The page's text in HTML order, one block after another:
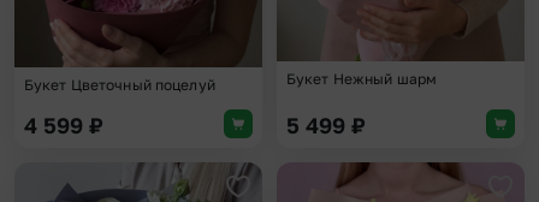
Букет Цветочный поцелуй
4 599 ₽
Букет Нежный шарм
5 499 ₽